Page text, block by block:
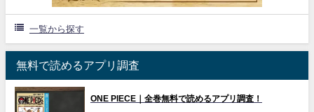
一覧から探す
無料で読めるアプリ調査
ONE PIECE｜全巻無料で読めるアプリ調査！